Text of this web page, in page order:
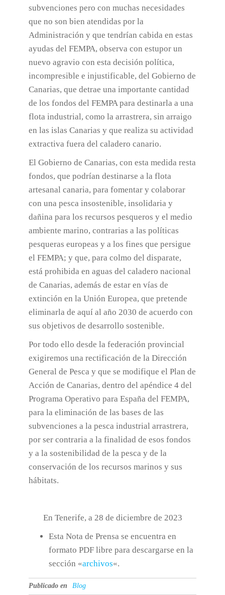
subvenciones pero con muchas necesidades
que no son bien atendidas por la
Administración y que tendrían cabida en estas
ayudas del FEMPA, observa con estupor un
nuevo agravio con esta decisión política,
incompresible e injustificable, del Gobierno de
Canarias, que detrae una importante cantidad
de los fondos del FEMPA para destinarla a una
flota industrial, como la arrastrera, sin arraigo
en las islas Canarias y que realiza su actividad
extractiva fuera del caladero canario.
El Gobierno de Canarias, con esta medida resta
fondos, que podrían destinarse a la flota
artesanal canaria, para fomentar y colaborar
con una pesca insostenible, insolidaria y
dañina para los recursos pesqueros y el medio
ambiente marino, contrarias a las políticas
pesqueras europeas y a los fines que persigue
el FEMPA; y que, para colmo del disparate,
está prohibida en aguas del caladero nacional
de Canarias, además de estar en vías de
extinción en la Unión Europea, que pretende
eliminarla de aquí al año 2030 de acuerdo con
sus objetivos de desarrollo sostenible.
Por todo ello desde la federación provincial
exigiremos una rectificación de la Dirección
General de Pesca y que se modifique el Plan de
Acción de Canarias, dentro del apéndice 4 del
Programa Operativo para España del FEMPA,
para la eliminación de las bases de las
subvenciones a la pesca industrial arrastrera,
por ser contraria a la finalidad de esos fondos
y a la sostenibilidad de la pesca y de la
conservación de los recursos marinos y sus
hábitats.
En Tenerife, a 28 de diciembre de 2023
Esta Nota de Prensa se encuentra en
formato PDF libre para descargarse en la
sección «archivos«.
Publicado en Blog